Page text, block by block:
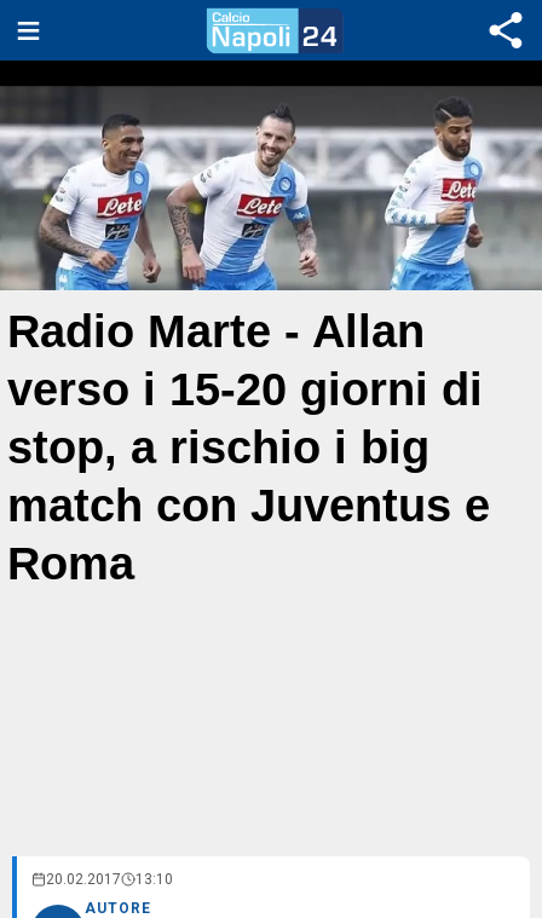
Radio Marte - Allan
verso i 15-20 giorni di
stop, a rischio i big
match con Juventus e
Roma
20.02.2017 13:10
AUTORE